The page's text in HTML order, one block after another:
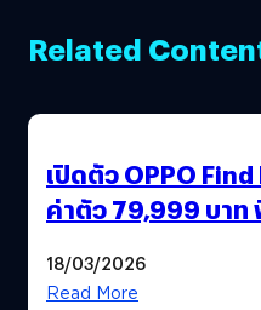
Related
เปิดตัว OPPO
ค่าตัว 79,999 บาท
18/03/2026
Read More